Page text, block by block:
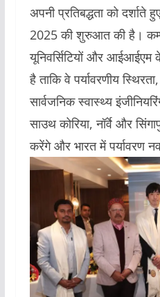
अपनी प्रतिबद्धता को
2025 की शुरुआत की है।
यूनिवर्सिटियों और आईआईएम
है ताकि वे पर्यावरणीय
सार्वजनिक स्वास्थ्य
साउथ कोरिया, नॉर्वे और
करेंगे और भारत में पर्यावरण